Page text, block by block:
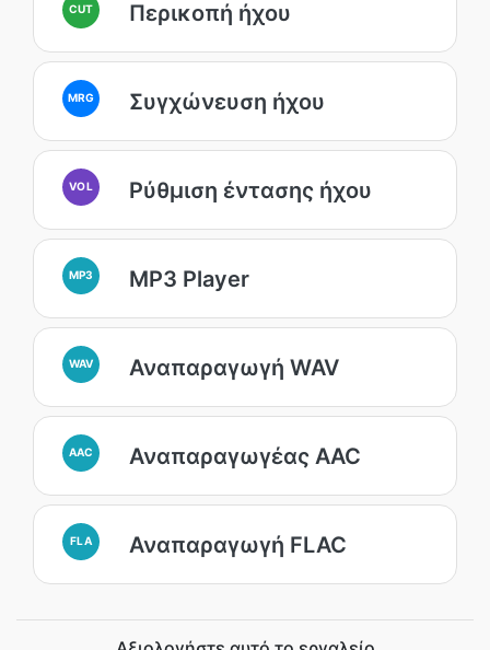
CUT Περικοπή ήχου
MRG Συγχώνευση ήχου
VOL Ρύθμιση έντασης ήχου
MP3 MP3 Player
WAV Αναπαραγωγή WAV
AAC Αναπαραγωγέας AAC
FLA Αναπαραγωγή FLAC